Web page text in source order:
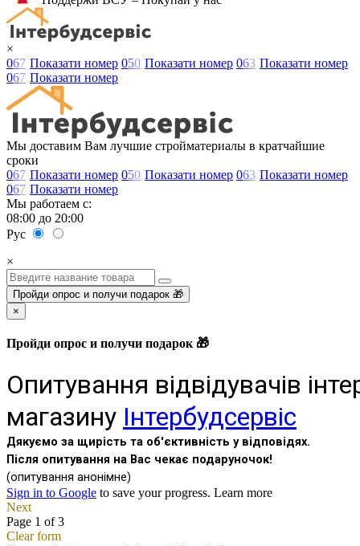
×
067 Показати номер 050 Показати номер 063 Показати номер
067 Показати номер
Мы доставим Вам лучшие стройматериалы в кратчайшие
сроки
067 Показати номер 050 Показати номер 063 Показати номер
067 Показати номер
Мы работаем с:
08:00 до 20:00
Рус
×
Пройди опрос и получи подарок 🎁
×
Пройди опрос и получи подарок 🎁